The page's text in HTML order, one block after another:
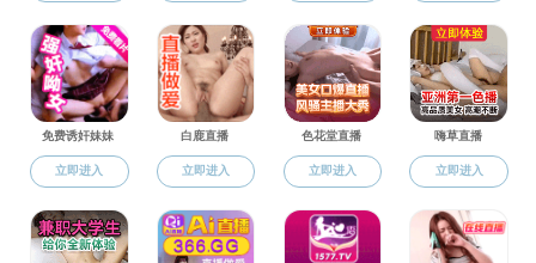
21
2015-04
头孢噻肟钠
理局科技进...
21 硅胺新工艺合成丁胺卡那霉素